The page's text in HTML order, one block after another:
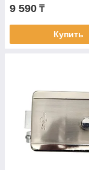
9 590 ₸
Купить